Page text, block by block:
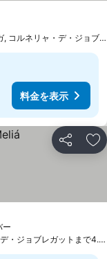
表示
, コルネリャ・デ・ジョブ
料金を表示
シェア お
ー
・ジョブレガットまで4.2